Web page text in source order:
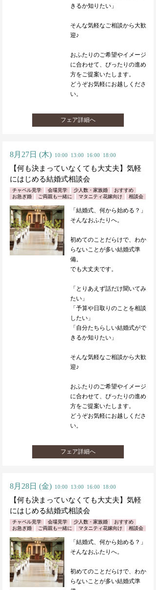
きるか知りたい」
そんな気軽なご相談から大歓
迎♪
おふたりのご希望やイメージ
に合わせて、ぴったりの進め
方をご提案いたします。
どうぞお気軽にお越しくださ
い。
フェア詳細へ
8月27日 (木) 10:00 13:00 16:00 18:00
【何も決まっていなくても大丈夫】気軽
にはじめる結婚式相談会
チャペル見学 会場見学 少人数・家族婚
おすすめ
お急ぎ婚
ご両親も一緒に マタニティ花嫁向け 相談会
「結婚式、何から始める？」
そんなおふたりへ。
初めてのことだらけで、わか
らないことが多い結婚式準
備。
でも大丈夫です。
「とりあえず話だけ聞いてみ
たい」
「予算や日取りのことを相談
したい」
「自分たちらしい結婚式がで
きるか知りたい」
そんな気軽なご相談から大歓
迎♪
おふたりのご希望やイメージ
に合わせて、ぴったりの進め
方をご提案いたします。
どうぞお気軽にお越しくださ
い。
フェア詳細へ
8月28日 (金) 10:00 13:00 16:00 18:00
【何も決まっていなくても大丈夫】気軽
にはじめる結婚式相談会
チャペル見学 会場見学 少人数・家族婚
おすすめ
お急ぎ婚
ご両親も一緒に マタニティ花嫁向け 相談会
「結婚式、何から始める？」
そんなおふたりへ。
初めてのことだらけで、わか
らないことが多い結婚式準